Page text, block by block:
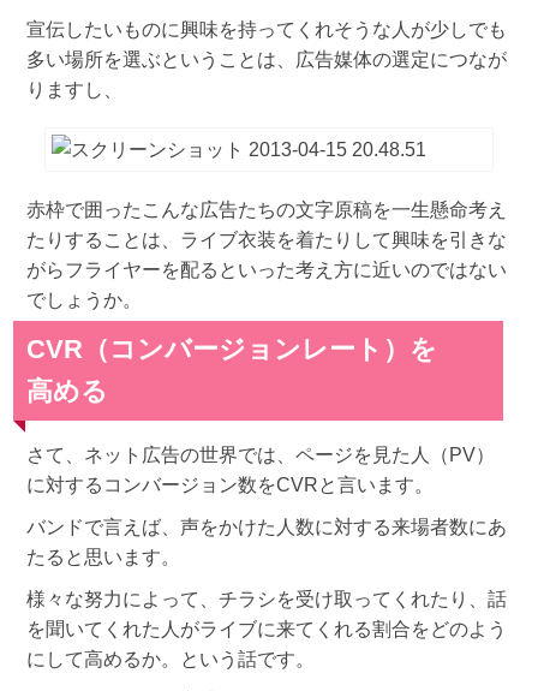
宣伝したいものに興味を持ってくれそうな人が少しでも
多い場所を選ぶということは、広告媒体の選定につなが
りますし、
赤枠で囲ったこんな広告たちの文字原稿を一生懸命考え
たりすることは、ライブ衣装を着たりして興味を引きな
がらフライヤーを配るといった考え方に近いのではない
でしょうか。
CVR（コンバージョンレート）を
高める
さて、ネット広告の世界では、ページを見た人（PV）
に対するコンバージョン数をCVRと言います。
バンドで言えば、声をかけた人数に対する来場者数にあ
たると思います。
様々な努力によって、チラシを受け取ってくれたり、話
を聞いてくれた人がライブに来てくれる割合をどのよう
にして高めるか。という話です。